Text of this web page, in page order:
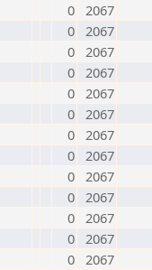
0 2067
0 2067
0 2067
0 2067
0 2067
0 2067
0 2067
0 2067
0 2067
0 2067
0 2067
0 2067
0 2067